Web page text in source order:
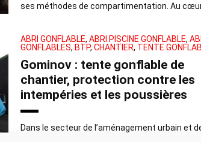
ses méthodes de compartimentation. Au
ABRI GONFLABLE, ABRI PISCINE GONFLABLE,
GONFLABLES, BTP, CHANTIER, TENTE
Gominov : tente gonflable de
chantier, protection contre les
intempéries et les poussières
Dans le secteur de l’aménagement urbain et